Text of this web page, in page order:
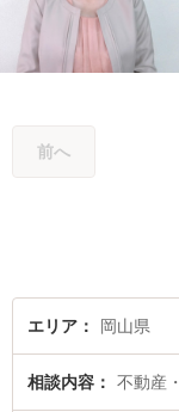
前へ
エリア 岡山県
相談内容 不動産